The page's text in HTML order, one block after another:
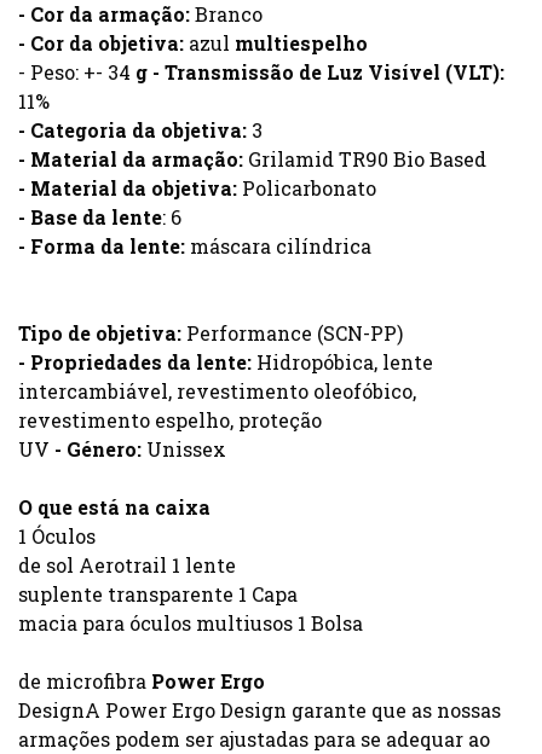
- Cor da armação:Branco
- Cor da objetiva: azul multiespelho
- Peso: +- 34 g - Transmissão de Luz Visível (VLT):
11%
- Categoria da objetiva: 3
- Material da armação: Grilamid TR90 Bio Based
- Material da objetiva: Policarbonato
- Base da lente: 6
- Forma da lente: máscara cilíndrica
Tipo de objetiva: Performance (SCN-PP)
- Propriedades da lente: Hidropóbica, lente
intercambiável, revestimento oleofóbico,
revestimento espelho, proteção
UV - Género: Unissex
O que está na caixa
1 Óculos
de sol Aerotrail 1 lente
suplente transparente 1 Capa
macia para óculos multiusos 1 Bolsa
de microfibra Power Ergo
DesignA Power Ergo Design garante que as nossas
armações podem ser ajustadas para se adequar ao